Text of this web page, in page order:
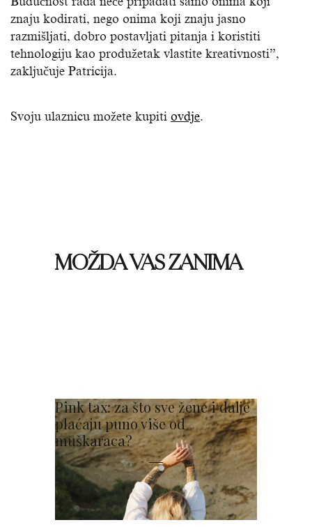
znaju kodirati, nego onima koji znaju jasno
razmišljati, dobro postavljati pitanja i koristiti
tehnologiju kao produžetak vlastite kreativnosti”,
zaključuje Patricija.
Svoju ulaznicu možete kupiti ovdje.
MOŽDA VAS ZANIMA
Pink tax: za što sve žene i dalje
plaćaju puno više od
muškaraca?